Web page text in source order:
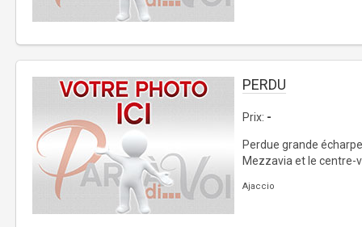
PERDU
Prix: -
Perdue grande
Mezzavia et le centre-
Ajaccio